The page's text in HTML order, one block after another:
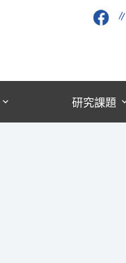
∥
研究課題